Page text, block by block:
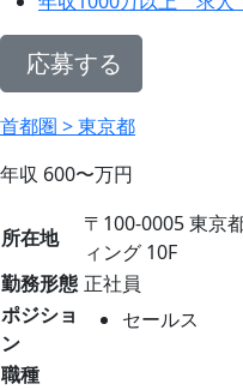
応募する
首都圏 > 東京都
年収 600〜万円
所在地
〒100-0005 東京
ィング 10F
勤務形態 正社員
ポジショ
ン
セールス
職種